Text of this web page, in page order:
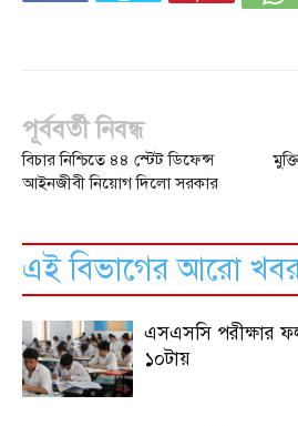
পূর্ববর্তী নিবন্ধ
বিচার নিশ্চিতে ৪৪ স্টেট ডিফেন্স
আইনজীবী নিয়োগ দিলো সরকার
এই বিভাগের আরো
এসএসসি পরীক্ষার
১০টায়